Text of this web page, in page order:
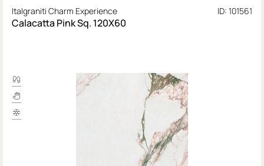
Italgraniti Charm Experience ID: 101561
Calacatta Pink Sq. 120X60